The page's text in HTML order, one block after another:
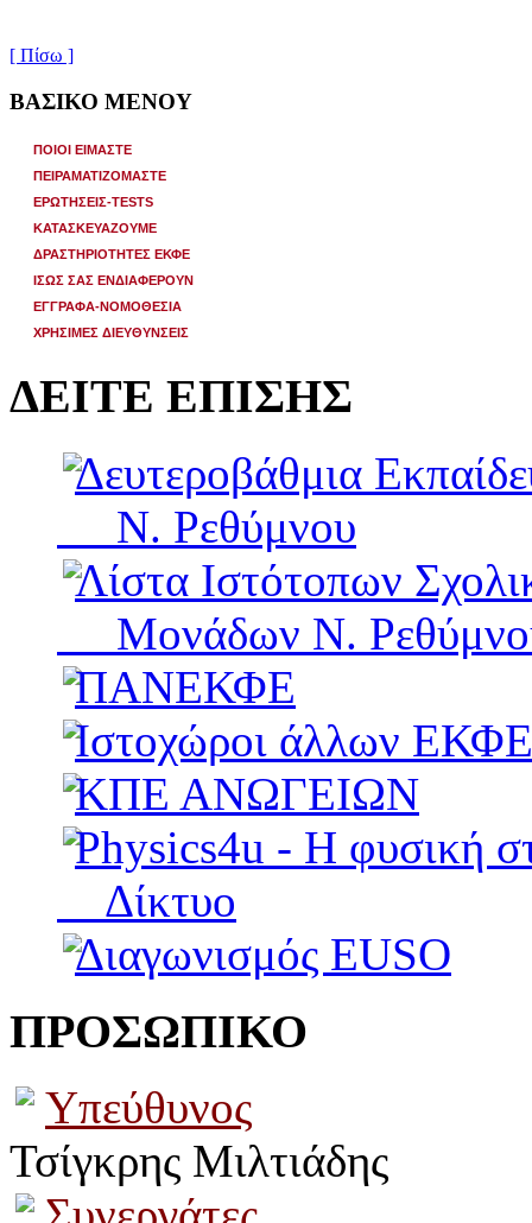
[ Πίσω ]
ΒΑΣΙΚΟ ΜΕΝΟΥ
ΠΟΙΟΙ ΕΙΜΑΣΤΕ
ΠΕΙΡΑΜΑΤΙΖΟΜΑΣΤΕ
ΕΡΩΤΗΣΕΙΣ-TESTS
ΚΑΤΑΣΚΕΥΑΖΟΥΜΕ
ΔΡΑΣΤΗΡΙΟΤΗΤΕΣ ΕΚΦΕ
ΙΣΩΣ ΣΑΣ ΕΝΔΙΑΦΕΡΟΥΝ
ΕΓΓΡΑΦΑ-ΝΟΜΟΘΕΣΙΑ
ΧΡΗΣΙΜΕΣ ΔΙΕΥΘΥΝΣΕΙΣ
ΔΕΙΤΕ ΕΠΙΣΗΣ
Δευτεροβάθμια
Ν. Ρεθύμνου
Λίστα Ιστότοπων
Μονάδων Ν.
ΠΑΝΕΚΦΕ
Ιστοχώροι άλλων ΕΚΦΕ
ΚΠΕ ΑΝΩΓΕΙΩΝ
Physics4u - Η φυσική
Δίκτυο
Διαγωνισμός EUSO
ΠΡΟΣΩΠΙΚΟ
Υπεύθυνος
Τσίγκρης Μιλτιάδης